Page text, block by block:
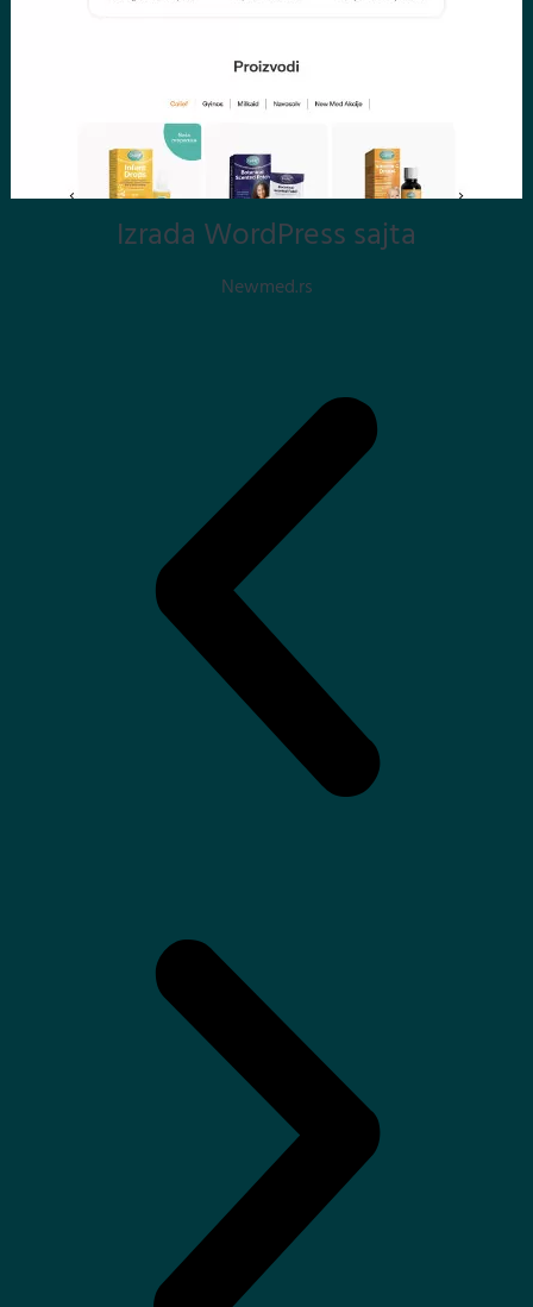
Izrada WordPress sajta
Newmed.rs